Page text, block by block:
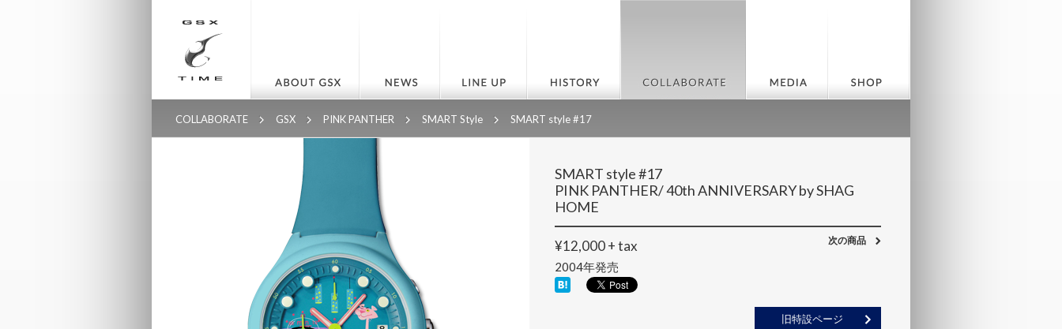
COLLABORATE GSX PINK PANTHER SMART Style SMART style #17
SMART style #17
PINK PANTHER/ 40th ANNIVERSARY by SHAG
HOME
次の商品
¥12,000 + tax
2004年発売
旧特設ページ